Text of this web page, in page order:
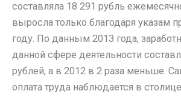
составляла 18 291 рубль
выросла только благодаря указам
году. По данным 2013 года,
данной сфере деятельности
рублей, а в 2012 в 2 раза меньше.
оплата труда наблюдается в